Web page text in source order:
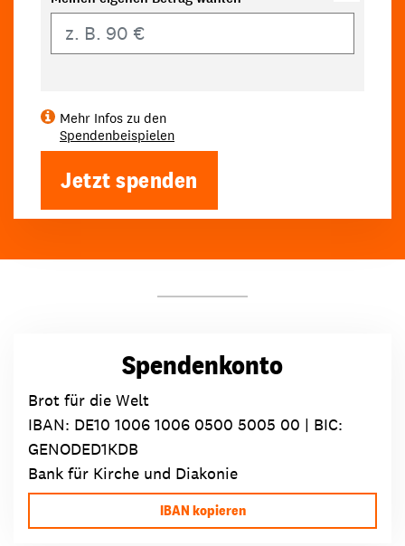
Mehr Infos zu den
Spendenbeispielen
Jetzt spenden
Spendenkonto
Brot für die Welt
IBAN: DE10 1006 1006 0500 5005 00 | BIC:
GENODED1KDB
Bank für Kirche und Diakonie
IBAN kopieren